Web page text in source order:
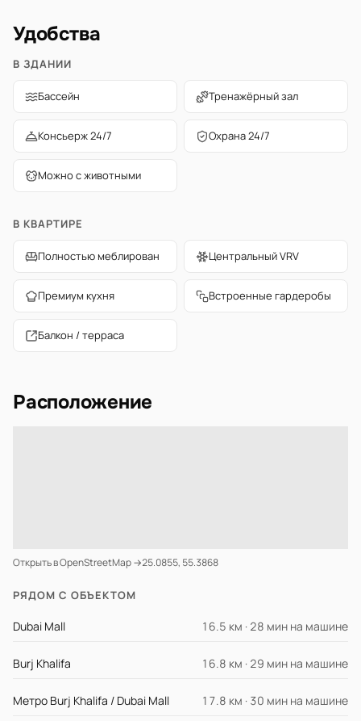
Удобства
В ЗДАНИИ
Бассейн Тренажёрный зал
Консьерж 24/7 Охрана 24/7
Можно с животными
В КВАРТИРЕ
Полностью меблирован Центральный VRV
Премиум кухня Встроенные гардеробы
Балкон / терраса
Расположение
Открыть в OpenStreetMap →25.0855, 55.3868
РЯДОМ С ОБЪЕКТОМ
Dubai Mall 16.5 км · 28 мин на машине
Burj Khalifa 16.8 км · 29 мин на машине
Метро Burj Khalifa / Dubai Mall 17.8 км · 30 мин на машине